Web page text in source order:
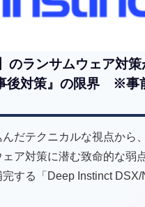
のランサムウェア対
後対策』の限界 ※事
だテクニカルな視点から
ェア対策に潜む致命的な弱
完する「Deep Instinct DSX/
性について、私自身の知見